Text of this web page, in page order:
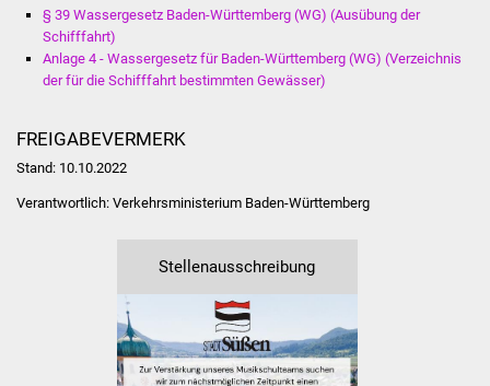
Stadtwerke
Suenergie
Pflege von Angehörigen
Hitzewarnung / UV-
Index
§ 39 Wassergesetz Baden-Württemberg (WG) (Ausübung der
Schifffahrt)
Anlage 4 - Wassergesetz für Baden-Württemberg (WG) (Verzeichnis
der für die Schifffahrt bestimmten Gewässer)
FREIGABEVERMERK
Stand: 10.10.2022
Verantwortlich: Verkehrsministerium Baden-Württemberg
Stellenausschreibung